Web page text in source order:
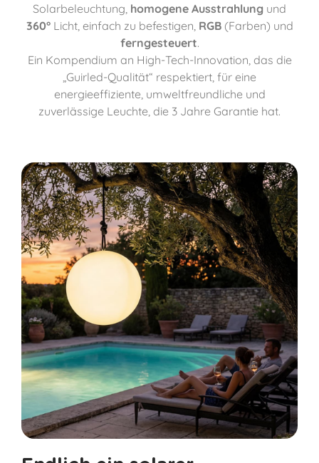
Solarbeleuchtung, homogene Ausstrahlung und
360°Licht, einfach zu befestigen, RGB(Farben) und
ferngesteuert.
Ein Kompendium an High-Tech-Innovation, das die
„Guirled-Qualität“ respektiert, für eine
energieeffiziente, umweltfreundliche und
zuverlässige Leuchte, die 3 Jahre Garantie hat.